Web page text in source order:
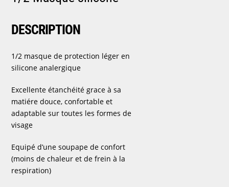
DESCRIPTION
1/2 masque de protection léger en
silicone analergique
Excellente étanchéité grace à sa
matiére douce, confortable et
adaptable sur toutes les formes de
visage
Equipé d’une soupape de confort
(moins de chaleur et de frein à la
respiration)